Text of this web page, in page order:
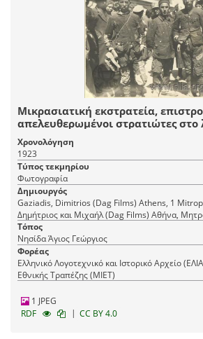
Μικρασιατική εκστρατεία,
απελευθερωμένοι στρατιώτες στο
του Αγίου Γεωργίου.
Χρονολόγηση
1923
Τύπος τεκμηρίου
Φωτογραφία
Δημιουργός
Gaziadis, Dimitrios (Dag Films) Athens, 1 Mitropoleos Str., Γαζιάδης,
Δημήτριος και Μιχαήλ (Dag
Τόπος
Νησίδα Άγιος Γεώργιος
Φορέας
Ελληνικό Λογοτεχνικό και Ιστορικό Αρχείο
Εθνικής Τραπέζης (ΜΙΕΤ)
1 JPEG
RDF
| CC BY 4.0